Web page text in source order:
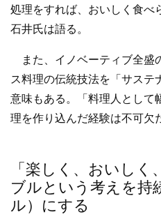
処理をすれば、おいしく食べ
石井氏は語る。
また、イノベーティブ全盛
ス料理の伝統技法を「サステ
意味もある。「料理人として
理を作り込んだ経験は不可欠
「楽しく、おいし
ブルという考えを持
ル）にする